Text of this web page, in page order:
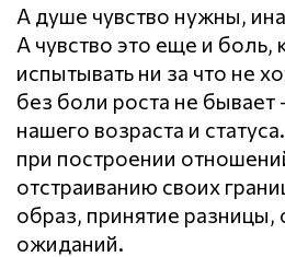
А душе чувство нужны,
А чувство это еще и
испытывать ни за что не
без боли роста не бывает
нашего возраста и
при построении
отстраиванию своих
образ, принятие разницы,
ожиданий.